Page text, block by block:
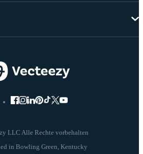
LLC Alle Rechte vorbehalten